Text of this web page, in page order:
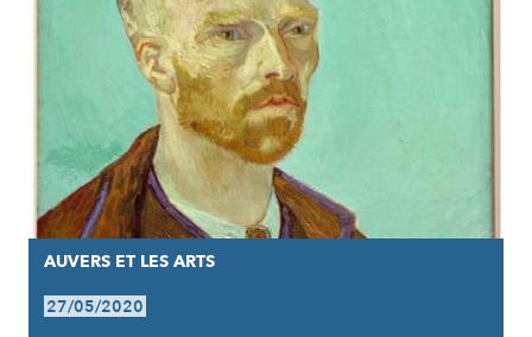
AUVERS ET LES ARTS
27/05/2020